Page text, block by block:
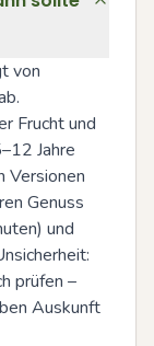
von
Frucht und
Jahre
Versionen
Genuss
und
prüfen –
Auskunft